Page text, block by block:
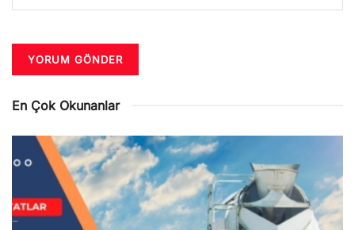
En Çok Okunanlar